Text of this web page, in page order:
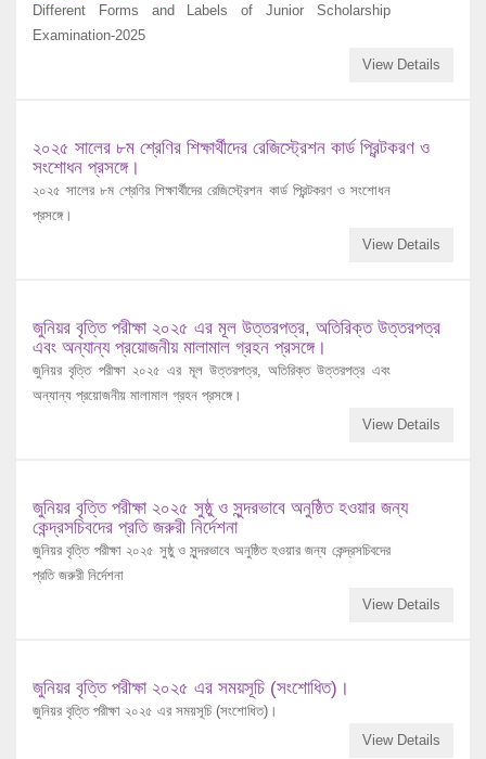
Different Forms and Labels of Junior Scholarship
Examination-2025
View Details
২০২৫ সালের ৮ম শ্রেণির শিক্ষার্থীদের রেজিস্ট্রেশন কার্ড প্রিন্টকরণ ও
সংশোধন প্রসঙ্গে।
২০২৫ সালের ৮ম শ্রেণির শিক্ষার্থীদের রেজিস্ট্রেশন কার্ড প্রিন্টকরণ ও সংশোধন
প্রসঙ্গে।
View Details
জুনিয়র বৃত্তি পরীক্ষা ২০২৫ এর মূল উত্তরপত্র, অতিরিক্ত উত্তরপত্র
এবং অন্যান্য প্রয়োজনীয় মালামাল গ্রহন প্রসঙ্গে।
জুনিয়র বৃত্তি পরীক্ষা ২০২৫ এর মূল উত্তরপত্র, অতিরিক্ত উত্তরপত্র এবং
অন্যান্য প্রয়োজনীয় মালামাল গ্রহন প্রসঙ্গে।
View Details
জুনিয়র বৃত্তি পরীক্ষা ২০২৫ সুষ্ঠু ও সুন্দরভাবে অনুষ্ঠিত হওয়ার জন্য
কেন্দ্রসচিবদের প্রতি জরুরী নির্দেশনা
জুনিয়র বৃত্তি পরীক্ষা ২০২৫ সুষ্ঠু ও সুন্দরভাবে অনুষ্ঠিত হওয়ার জন্য কেন্দ্রসচিবদের
প্রতি জরুরী নির্দেশনা
View Details
জুনিয়র বৃত্তি পরীক্ষা ২০২৫ এর সময়সূচি (সংশোধিত)।
জুনিয়র বৃত্তি পরীক্ষা ২০২৫ এর সময়সূচি (সংশোধিত)।
View Details